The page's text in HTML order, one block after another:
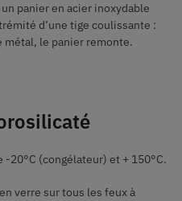
panier en acier inoxydable
d’une tige coulissante :
le panier remonte.
20°C (congélateur) et + 150°C.
verre sur tous les feux à